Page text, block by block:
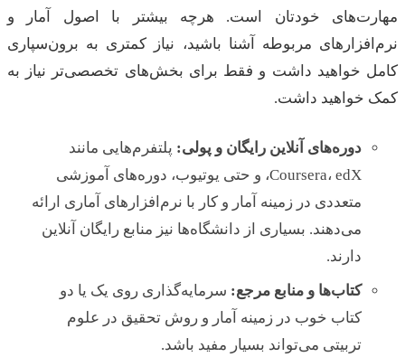
مهارت‌های خودتان است. هرچه بیشتر با اصول آمار و
نرم‌افزارهای مربوطه آشنا باشید، نیاز کمتری به برون‌سپاری
کامل خواهید داشت و فقط برای بخش‌های تخصصی‌تر نیاز به
کمک خواهید داشت.
دوره‌های آنلاین رایگان و پولی: پلتفرم‌هایی مانند
Coursera، edX، و حتی یوتیوب، دوره‌های آموزشی
متعددی در زمینه آمار و کار با نرم‌افزارهای آماری ارائه
می‌دهند. بسیاری از دانشگاه‌ها نیز منابع رایگان آنلاین
دارند.
کتاب‌ها و منابع مرجع: سرمایه‌گذاری روی یک یا دو
کتاب خوب در زمینه آمار و روش تحقیق در علوم
تربیتی می‌تواند بسیار مفید باشد.